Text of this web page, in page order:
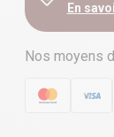
En
Nos moyens